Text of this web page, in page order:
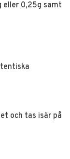
eller 0,25g samt
och tas isär på